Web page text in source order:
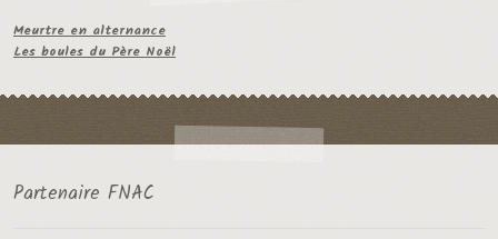
Meurtre en alternance
Les boules du Père Noël
Partenaire FNAC